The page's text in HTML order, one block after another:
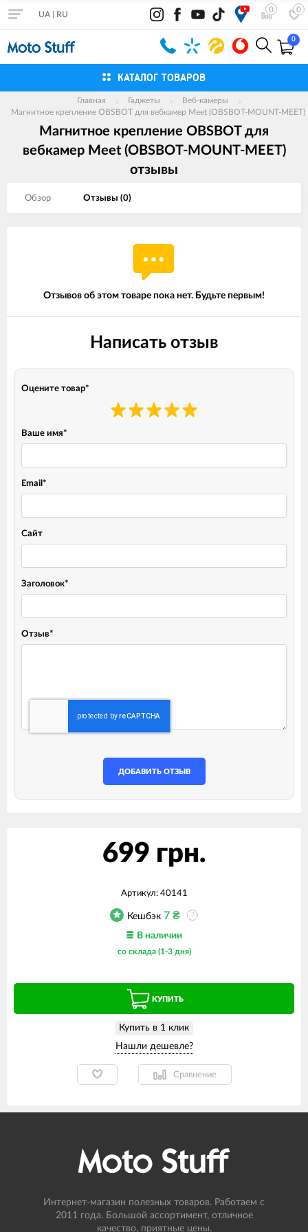
0 0
UA RU
0
КАТАЛОГ ТОВАРОВ
Главная Гаджеты
Веб-камеры
Магнитное крепление OBSBOT для вебкамер Meet (OBSBOT-MOUNT-MEET)
Магнитное крепление OBSBOT для
вебкамер Meet (OBSBOT-MOUNT-MEET)
отзывы
Обзор Отзывы (0)
Отзывов об этом товаре пока нет. Будьте первым!
Написать отзыв
Оцените товар*
Ваше имя*
Email *
Сайт
Заголовок*
Отзыв*
ДОБАВИТЬ ОТЗЫВ
699 грн.
Артикул: 40141
Кешбэк 7 ₴ ?
В наличии
со склада (1-3 дня)
КУПИТЬ
Купить в 1 клик
Сравнение
Интернет-магазин полезных товаров. Работаем с
2011 года. Большой ассортимент, отличное
качество, приятные цены.